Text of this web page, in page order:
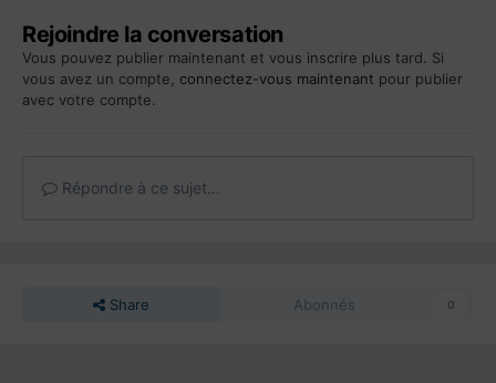
Rejoindre la conversation
Vous pouvez publier maintenant et vous inscrire plus tard. Si
vous avez un compte, connectez-vous maintenant pour publier
avec votre compte.
Répondre à ce sujet…
Share Abonnés 0